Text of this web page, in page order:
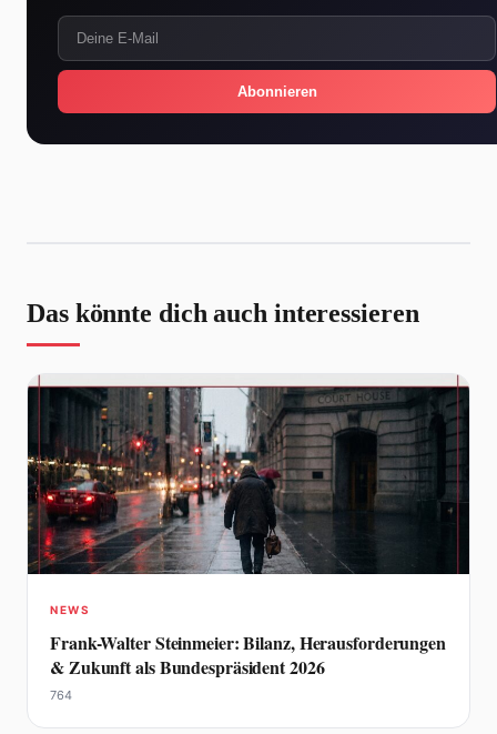
Abonnieren
Das könnte dich auch interessieren
NEWS
Frank-Walter Steinmeier: Bilanz, Herausforderungen
& Zukunft als Bundespräsident 2026
764